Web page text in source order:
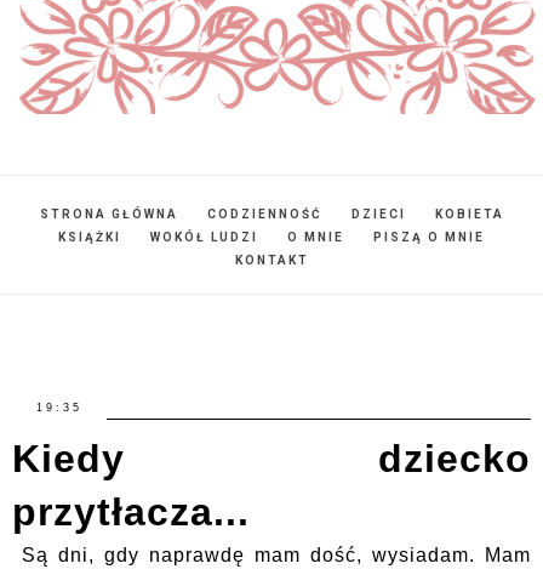
STRONA GŁÓWNA CODZIENNOŚĆ DZIECI
KOBIETA
KSIĄŻKI
WOKÓŁ LUDZI O MNIE
PISZĄ O MNIE
KONTAKT
19:35
Kiedy dziecko
przytłacza...
Są dni, gdy naprawdę mam dość, wysiadam. Mam